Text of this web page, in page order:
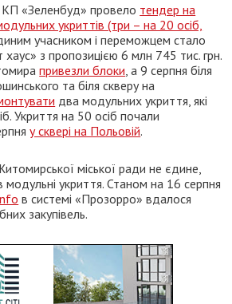
«Зеленбуд» провело тендер на
укриттів (три – на 20 осіб,
учасником і переможцем стало
хаус» з пропозицією 6 млн 745 тис. грн.
привезли блоки , а 9 серпня біля
та біля скверу на
два модульних укриття, які
Укриття на 50 осіб почали
у сквері на Польовій.
міської ради не єдине,
модульні укриття. Станом на 16 серпня
в системі «Прозорро» вдалося
закупівель.